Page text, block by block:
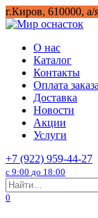
Перейти
к
г.Киров, 610000, а/
О нас
Каталог
Контакты
Оплата заказа
Доставка
Новости
Акции
Услуги
+7 (922) 959-44-27
с 9:00 до 18:00
Search
for:
0